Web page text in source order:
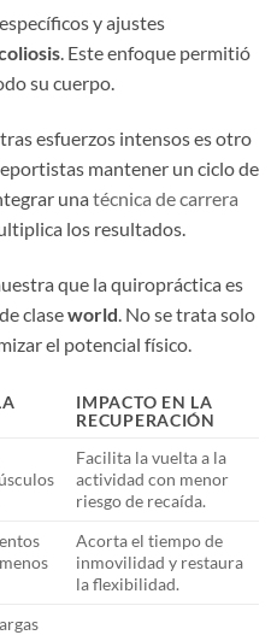
específicos y ajustes
. Este enfoque permitió
su cuerpo.
esfuerzos intensos es otro
mantener un ciclo de
una técnica de carrera
los resultados.
que la quiropráctica es
claseworld. No se trata solo
el potencial físico.
IMPACTO EN LA
RECUPERACIÓN
Facilita la vuelta a la
actividad con menor
riesgo de recaída.
Acorta el tiempo de
inmovilidad y restaura
la flexibilidad.